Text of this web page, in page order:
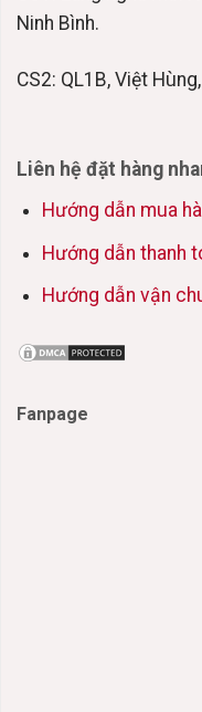
Ninh Bình.
CS2: QL1B, Việt
Liên hệ đặt hàng
Hướng dẫn mua
Hướng dẫn thanh
Hướng dẫn vận
Fanpage